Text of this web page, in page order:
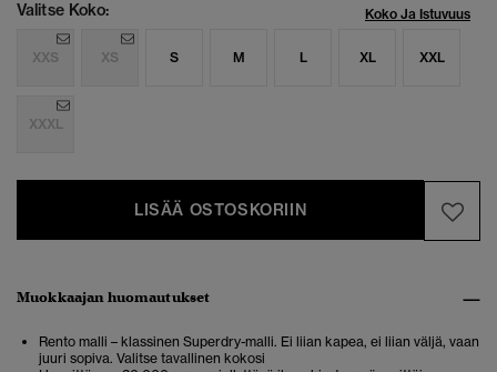
Valitse Koko: Koko Ja Istuvuus
XXS XS S M L XL XXL
XXXL
LISÄÄ OSTOSKORIIN
Muokkaajan huomautukset
Rento malli – klassinen Superdry-malli. Ei liian kapea, ei liian väljä, vaan
juuri sopiva. Valitse tavallinen kokosi